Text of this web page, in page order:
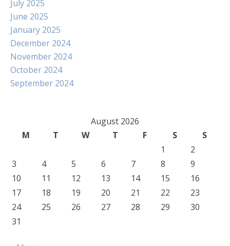
July 2025
June 2025
January 2025
December 2024
November 2024
October 2024
September 2024
August 2026
M
T W T F S
S
1
2
3
4 5 6 7 8
9
10
11 12 13 14 15
16
17
18 19 20 21 22
23
24
25 26 27 28 29
30
31